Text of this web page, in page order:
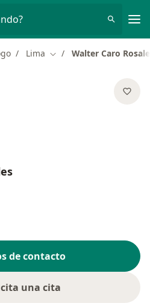
Lima Cambiar de ciudad
Walter Caro
de contacto
una cita